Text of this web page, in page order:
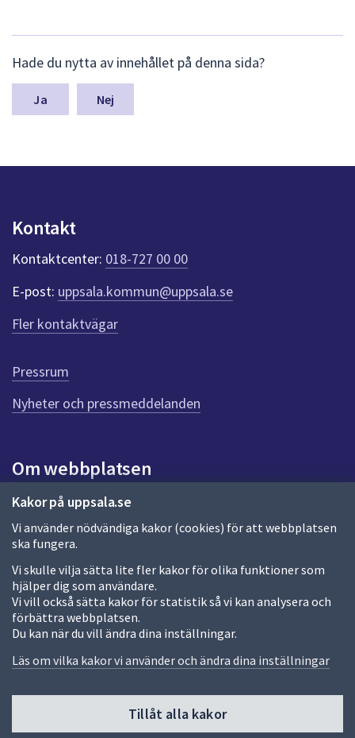
Kakor på uppsala.se
Vi använder nödvändiga kakor (cookies) för att webbplatsen
ska fungera.
Vi skulle vilja sätta lite fler kakor för olika funktioner som
hjälper dig som användare.
Vi vill också sätta kakor för statistik så vi kan analysera och
förbättra webbplatsen.
Du kan när du vill ändra dina inställningar.
Läs om vilka kakor vi använder och ändra dina inställningar
Tillåt alla kakor
ä
m
a
n
k
e
r
f
ö
r
e
n
n
a
d
a
Hade du nytta av innehållet på denna sida?
Nej
Kontakt
Kontaktcenter: 018-727 00 00
E-post: uppsala.kommun@uppsala.se
Fler kontaktvägar
Pressrum
Nyheter och pressmeddelanden
Om webbplatsen
Om webbplatsen
Allmänna handlingar och diarium
Behandling av personuppgifter
Kakor
Språk (other languages)
Tillgänglighetsredogörelse
Fler sätt att följa oss